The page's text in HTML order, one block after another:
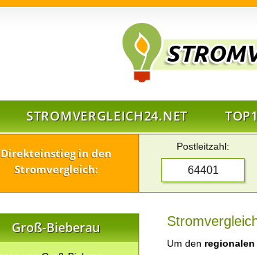
STROMVERGLEICH24.NET
Direkteinstieg in den
Stromvergleich:
Postleitzahl:
Um den
Groß-Bieberau